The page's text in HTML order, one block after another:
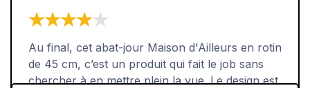
★★★★★
★★★★★
Au final, cet abat-jour Maison d'Ailleurs en rotin
de 45 cm, c’est un produit qui fait le job sans
chercher à en mettre plein la vue. Le design est